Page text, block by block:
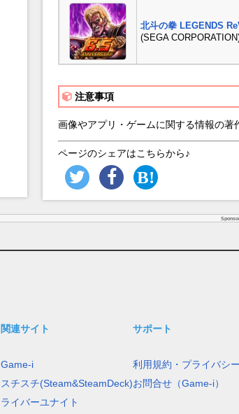
北斗の拳 LEGENDS
(SEGA
注意事項
画像やアプリ・ゲームに関する情報の著
ページのシェアはこちらから♪
関連サイト
Game-i
スチスチ(Steam&SteamDeck)
ライバーユナイト
サポート
利用規約・プライバシ
お問合せ（Game-i）